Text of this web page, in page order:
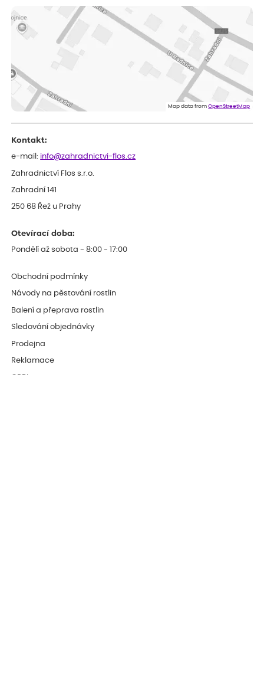
Map data fromOpenStreetMap
Kontakt:
e-mail: info@zahradnictvi-flos.cz
Zahradnictví Flos s.r.o.
Zahradní 141
250 68 Řež u Prahy
Otevírací doba:
Pondělí až sobota - 8:00 - 17:00
Obchodní podmínky
Návody na pěstování rostlin
Balení a přeprava rostlin
Sledování objednávky
Prodejna
Reklamace